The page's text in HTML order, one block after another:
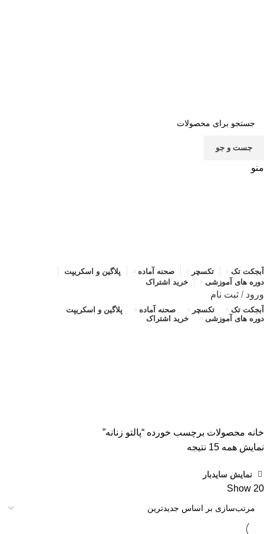
جست و جو
منو
آبجکت تک تکسچر صحنه آماده
پلاگین و اسکریپت
دوره های آموزشی
خرید اشتراک
ورود / ثبت نام
آبجکت تک تکسچر صحنه آماده
پلاگین و اسکریپت
دوره های آموزشی
خرید اشتراک
خانه محصولات برچسب خورده “پالتو زنانه”
نمایش همه 15 نتیجه
نمایش سایدبار
Show 20